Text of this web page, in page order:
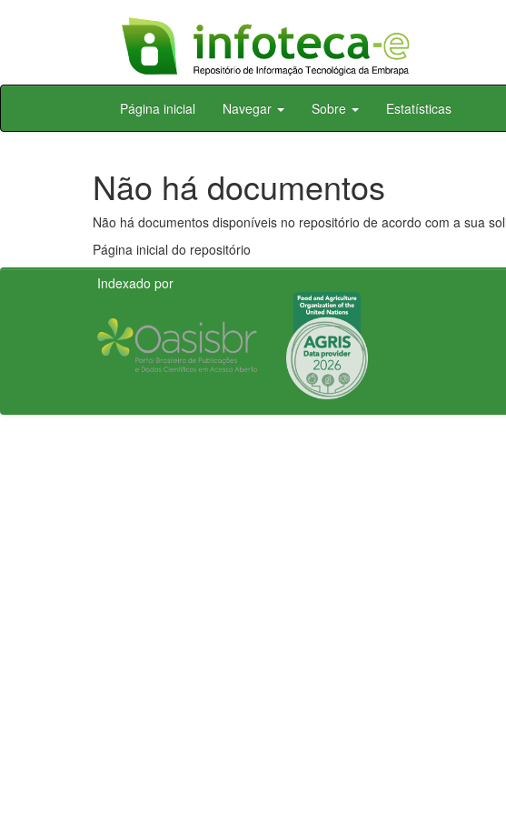
Skip
Página inicial Navegar Sobre Estatísticas
Não há documentos
Não há documentos disponíveis no repositório de acordo com a sua
Página inicial do repositório
Indexado por